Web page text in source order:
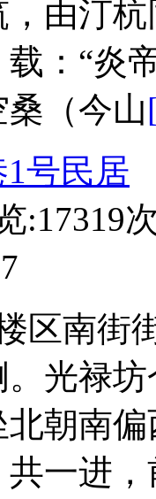
由汀
载：“
（今山
号民居
:17319
区南街
光禄
朝南
一进